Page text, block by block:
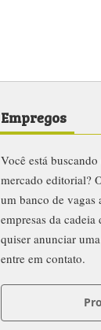
Empregos
Você está
mercado editorial?
um banco de vagas
empresas da
quiser anunciar
entre em contato.